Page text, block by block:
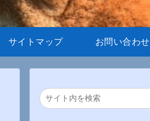
サイトマップ お問い合わせ